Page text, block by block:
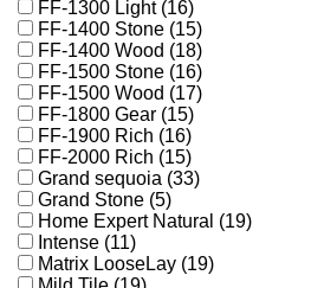
FF-1300 Light (16)
FF-1400 Stone (15)
FF-1400 Wood (18)
FF-1500 Stone (16)
FF-1500 Wood (17)
FF-1800 Gear (15)
FF-1900 Rich (16)
FF-2000 Rich (15)
Grand sequoia (33)
Grand Stone (5)
Home Expert Natural (19)
Intense (11)
Matrix LooseLay (19)